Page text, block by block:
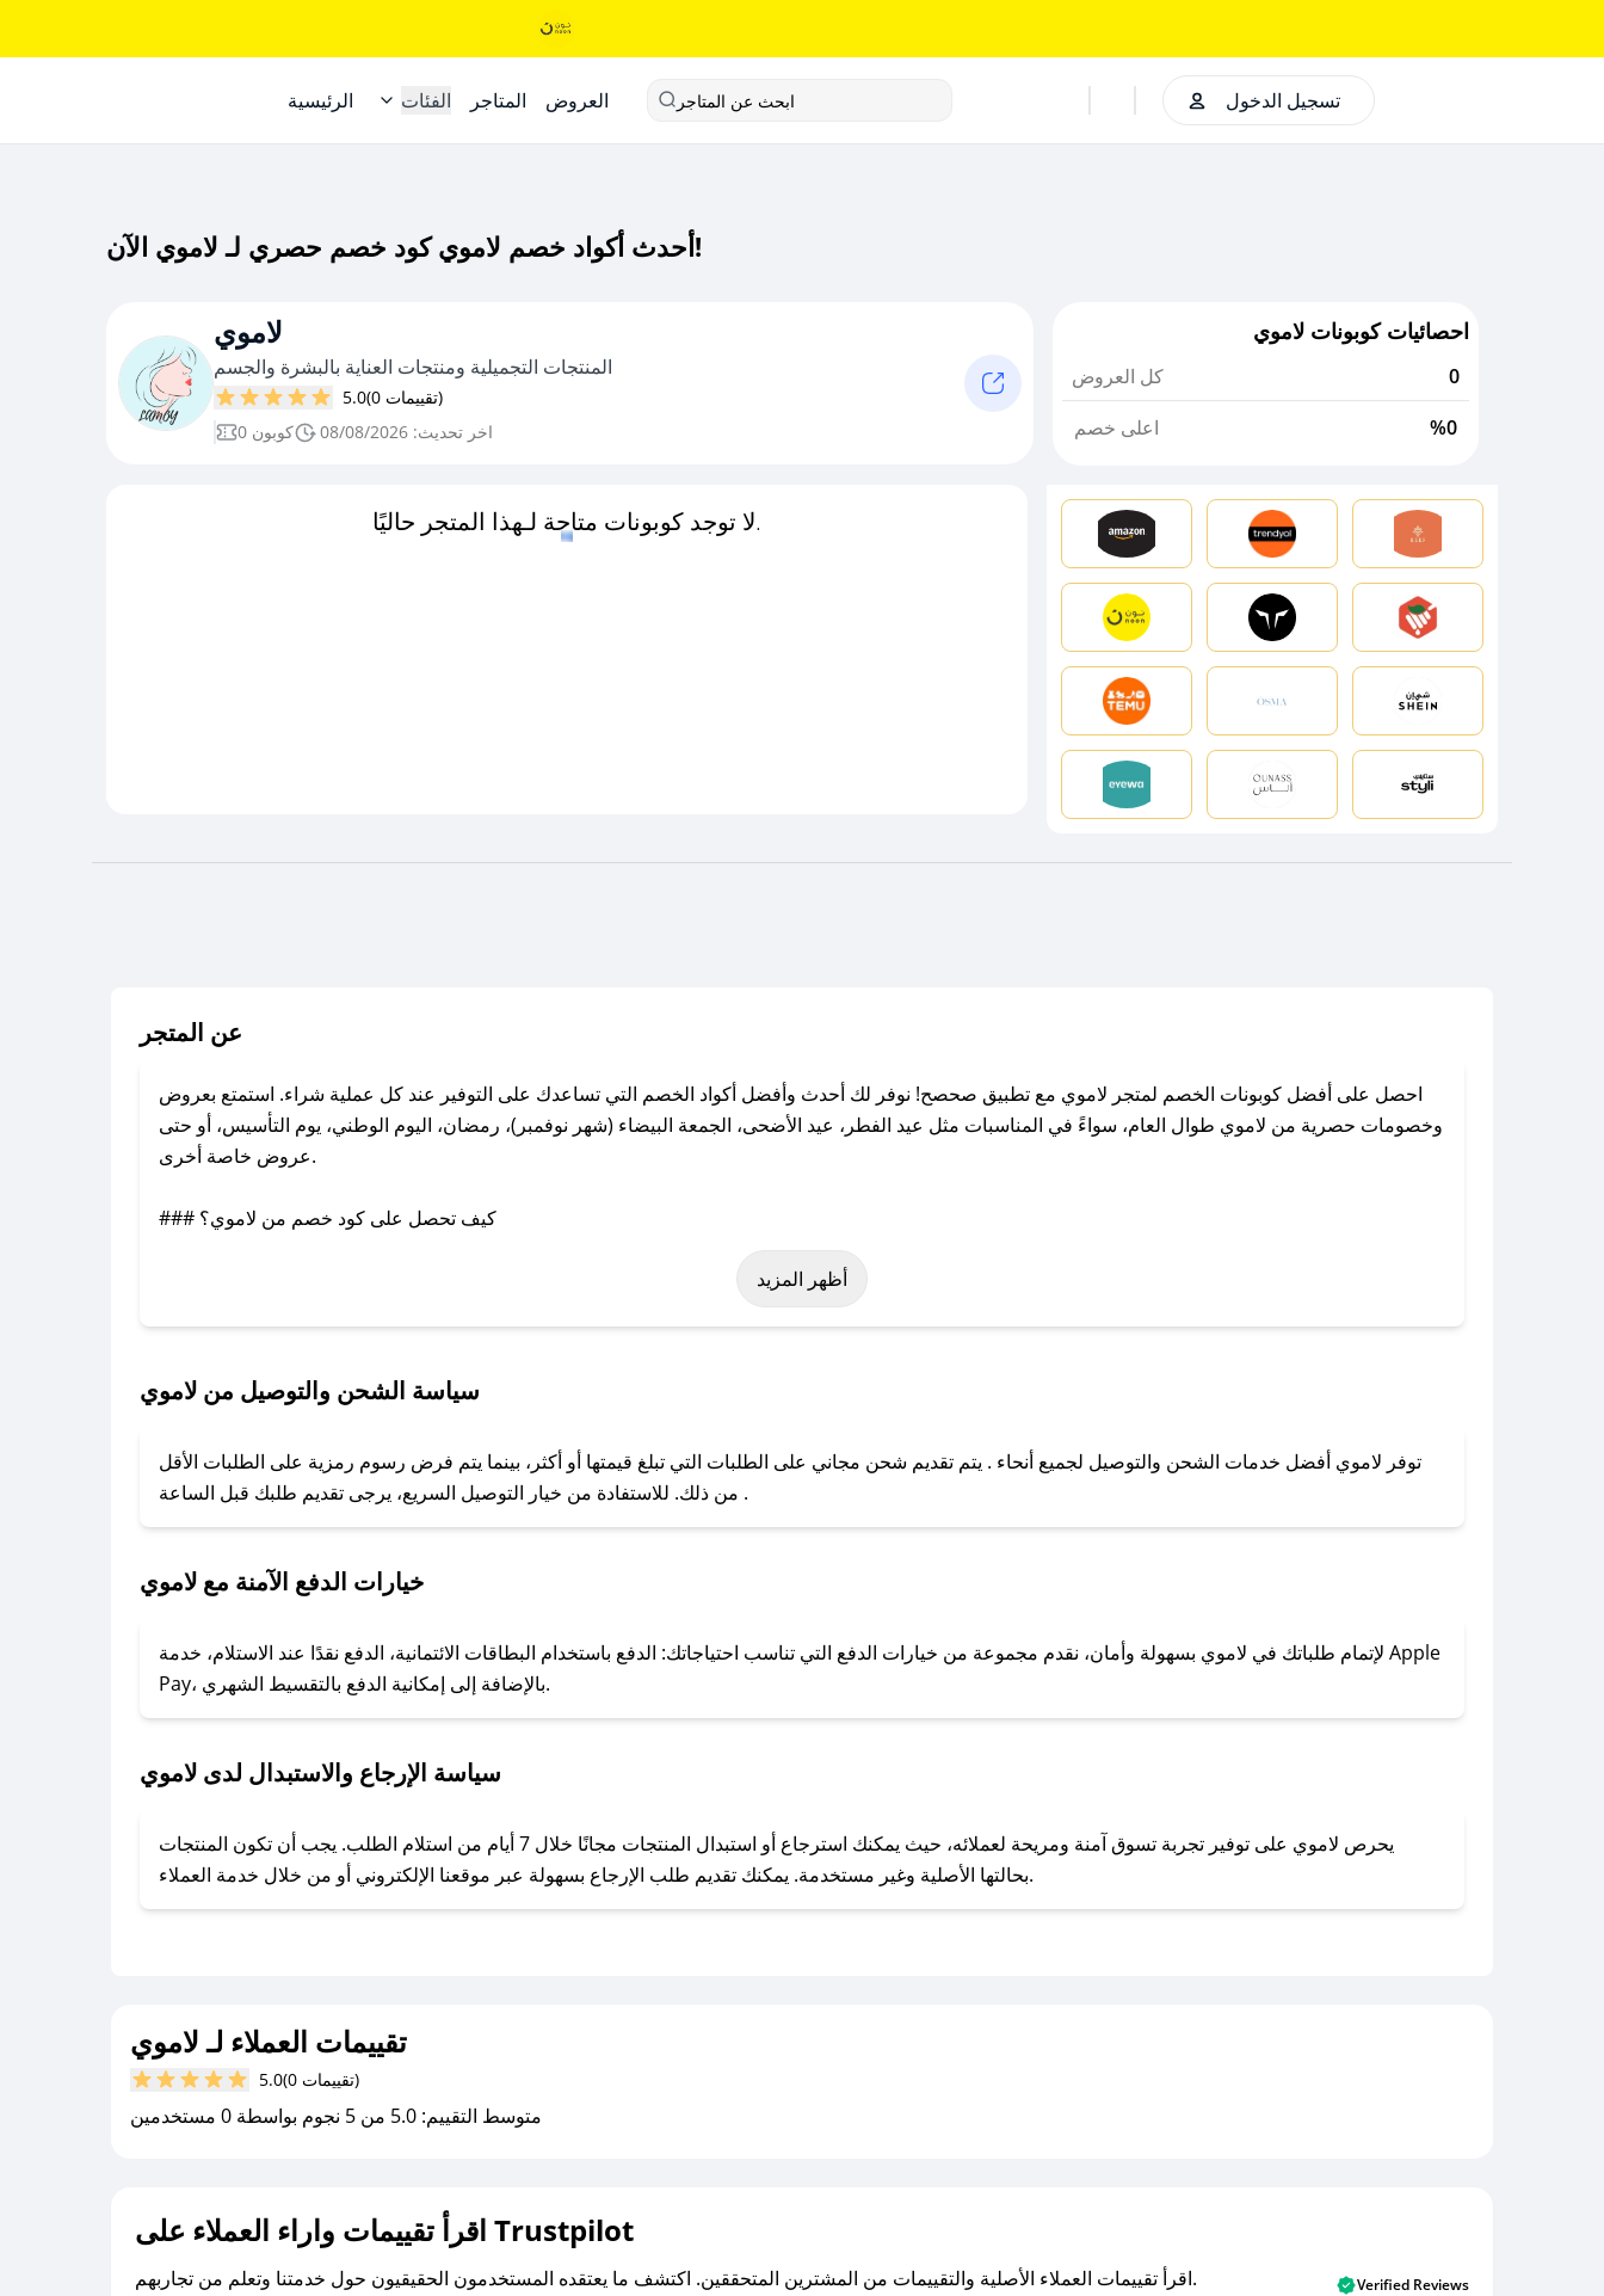
الرئيسية الفئات المتاجر العروض ابحث عن المتاجر تسجيل الدخول
أحدث أكواد خصم لاموي كود خصم حصري لـ لاموي الآن!
لاموي
المنتجات التجميلية ومنتجات العناية بالبشرة والجسم
5.0
(0 تقييمات)
0 كوبون
اخر تحديث: 08/08/2026
احصائيات كوبونات لاموي
كل العروض
0
اعلى خصم
%0
لا توجد كوبونات متاحة لـهذا المتجر حاليًا.
عن المتجر
احصل على أفضل كوبونات الخصم لمتجر لاموي مع تطبيق صحصح! نوفر لك أحدث وأفضل أكواد الخصم التي تساعدك على التوفير عند كل عملية شراء. استمتع بعروض
وخصومات حصرية من لاموي طوال العام، سواءً في المناسبات مثل عيد الفطر، عيد الأضحى، الجمعة البيضاء (شهر نوفمبر)، رمضان، اليوم الوطني، يوم التأسيس، أو حتى
عروض خاصة أخرى.
### كيف تحصل على كود خصم من لاموي؟
باستخدام تطبيق صحصح، يمكنك العثور بسهولة على كود خصم لاموي. وفي حال عدم توفر الكوبون، تواصل معنا عبر تويتر أو البريد الإلكتروني لإضافته بسرعة.
لا تقلق! يمكنك التواصل مع فريق دعم صحصح عبر الرسائل الخاصة على تويتر أو البريد الإلكتروني، وسنقوم بحل المشكلة في أسرع وقت ممكن.
### ماذا أفعل إذا لم أجد كود خصم لمتجري المفضل؟
للحصول على كوبونات وخصومات حصرية، قم بما يلي:
- اضغط على أيقونة متابعة لمتجر لاموي في تطبيق صحصح.
- تابع حسابنا الرسمي على تويتر وقم بتفعيل زر التنبيهات.
أظهر المزيد
سياسة الشحن والتوصيل من لاموي
توفر لاموي أفضل خدمات الشحن والتوصيل لجميع أنحاء . يتم تقديم شحن مجاني على الطلبات التي تبلغ قيمتها أو أكثر، بينما يتم فرض رسوم رمزية على الطلبات الأقل
من ذلك. للاستفادة من خيار التوصيل السريع، يرجى تقديم طلبك قبل الساعة .
خيارات الدفع الآمنة مع لاموي
لإتمام طلباتك في لاموي بسهولة وأمان، نقدم مجموعة من خيارات الدفع التي تناسب احتياجاتك: الدفع باستخدام البطاقات الائتمانية، الدفع نقدًا عند الاستلام، خدمة Apple
Pay، بالإضافة إلى إمكانية الدفع بالتقسيط الشهري.
سياسة الإرجاع والاستبدال لدى لاموي
يحرص لاموي على توفير تجربة تسوق آمنة ومريحة لعملائه، حيث يمكنك استرجاع أو استبدال المنتجات مجانًا خلال 7 أيام من استلام الطلب. يجب أن تكون المنتجات
بحالتها الأصلية وغير مستخدمة. يمكنك تقديم طلب الإرجاع بسهولة عبر موقعنا الإلكتروني أو من خلال خدمة العملاء.
تقييمات العملاء لـ لاموي
5.0 (0 تقييمات)
متوسط التقييم: 5.0 من 5 نجوم بواسطة 0 مستخدمين
اقرأ تقييمات واراء العملاء على Trustpilot
اقرأ تقييمات العملاء الأصلية والتقييمات من المشترين المتحققين. اكتشف ما يعتقده المستخدمون الحقيقيون حول خدمتنا وتعلم من تجاربهم. Verified Reviews